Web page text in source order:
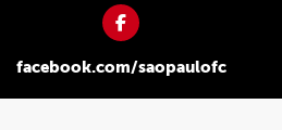
facebook.com/saopaulofc